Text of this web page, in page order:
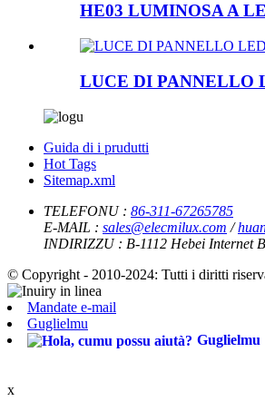
HE03 LUMINOSA A
LUCE DI PANNELLO
Guida di i prudutti
Hot Tags
Sitemap.xml
TELEFONU : 86-311-67265785
E-MAIL : sales@elecmilux.com /
INDIRIZZU : B-1112 Hebei Internet
© Copyright - 2010-2024: Tutti i diritti
Mandate e-mail
Guglielmu
Guglielmu
x